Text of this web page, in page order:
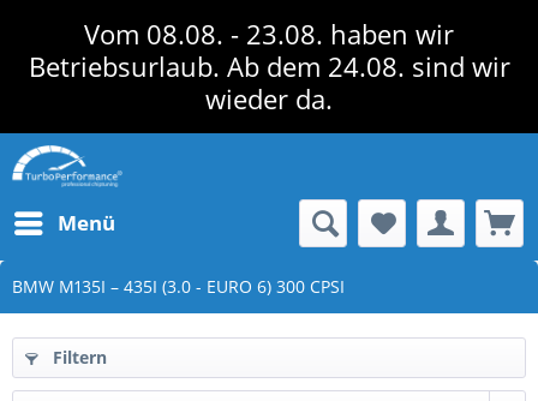
Vom 08.08. - 23.08. haben wir
Betriebsurlaub. Ab dem 24.08. sind wir
wieder da.
Menü
BMW M135I – 435I (3.0 - EURO 6) 300 CPSI
Filtern